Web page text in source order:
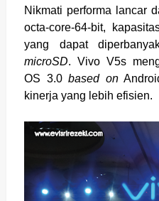
Nikmati performa lancar
octa-core-64-bit,
yang dapat
microSD. Vivo V5s
OS 3.0based on
kinerja yang lebih efisien.